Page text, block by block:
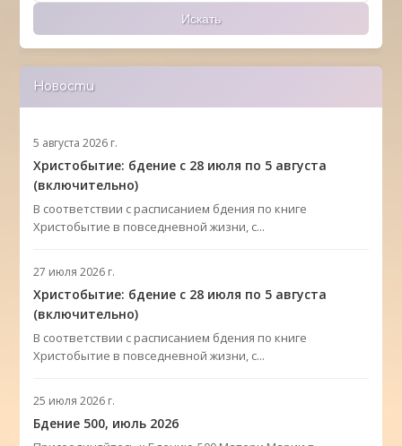
Искать
Новости
5 августа 2026 г.
Христобытие: бдение с 28 июля по 5 августа
(включительно)
В соответствии с расписанием бдения по книге
Христобытие в повседневной жизни, с...
27 июля 2026 г.
Христобытие: бдение с 28 июля по 5 августа
(включительно)
В соответствии с расписанием бдения по книге
Христобытие в повседневной жизни, с...
25 июля 2026 г.
Бдение 500, июль 2026